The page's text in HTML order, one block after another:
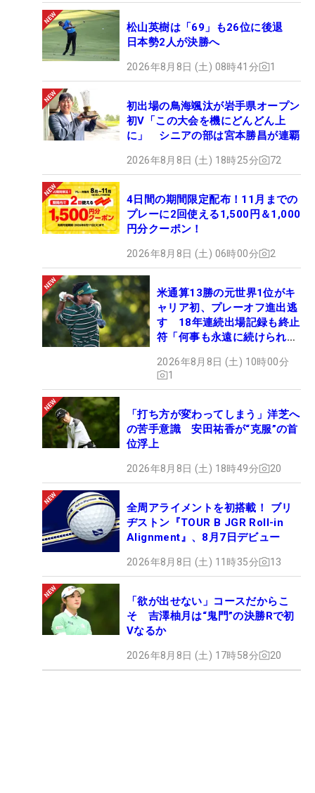
松山英樹は「69」も26位に後退
日本勢2人が決勝へ
2026年8月8日 (土) 08時41分 1
初出場の鳥海颯汰が岩手県オープン
初V「この大会を機にどんどん上
に」 シニアの部は宮本勝昌が連覇
2026年8月8日 (土) 18時25分 72
4日間の期間限定配布！11月までの
プレーに2回使える1,500円＆1,000
円分クーポン！
2026年8月8日 (土) 06時00分 2
米通算13勝の元世界1位がキ
ャリア初、プレーオフ進出逃
す 18年連続出場記録も終止
符「何事も永遠に続けられな
2026年8月8日 (土) 10時00分
1
「打ち方が変わってしまう」洋芝へ
の苦手意識 安田祐香が“克服”の首
位浮上
2026年8月8日 (土) 18時49分 20
全周アライメントを初搭載！ ブリ
ヂストン『TOUR B JGR Roll-in
Alignment』、8月7日デビュー
2026年8月8日 (土) 11時35分 13
「欲が出せない」コースだからこ
そ 吉澤柚月は“鬼門”の決勝Rで初
Vなるか
2026年8月8日 (土) 17時58分 20